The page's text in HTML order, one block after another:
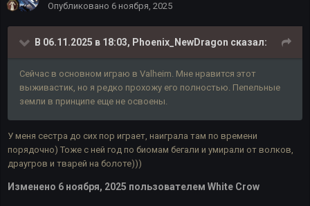
Опубликовано 6 ноября, 2025
В 06.11.2025 в 18:03, Phoenix_NewDragon сказал:
Сейчас в основном играю в Valheim. Мне нравится этот
выживастик, но я редко прохожу его полностью. Пепельные
земли в принципе еще не освоены.
У меня сестра до сих пор играет, наиграла там по времени
порядочно) Тоже с ней год по биомам бегали и умирали от волков,
драугров и тварей на болоте)))
Изменено 6 ноября, 2025 пользователем White Crow